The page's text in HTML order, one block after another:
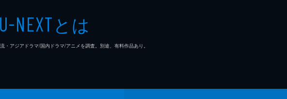
U-NEXTとは
アジアドラマ/国内ドラマ/アニメを調査。別途、有料作品あり。